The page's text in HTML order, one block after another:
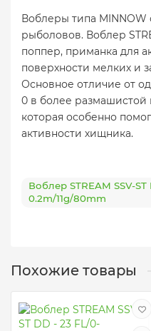
Воблеры типа
рыболовов. Воблер
поппер, приманка для
поверхности мелких и
Основное отличие от
0 в более размашистой
которая особенно
активности хищника.
Воблер STREAM SSV-
0.2m/11g/80mm
Похожие товары